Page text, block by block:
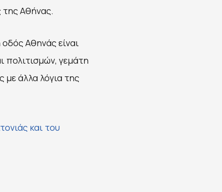
της Αθήνας.
Αθηνάς είναι
πολιτισμών, γεμάτη
με άλλα λόγια της
και του